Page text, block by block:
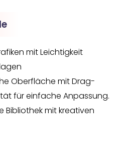
mit Leichtigkeit
Oberfläche mit Drag-
für einfache Anpassung.
Bibliothek mit kreativen